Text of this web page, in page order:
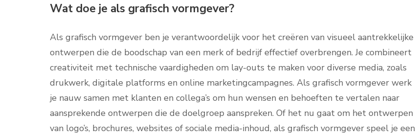
Wat doe je als grafisch vormgever?
Als grafisch vormgever ben je verantwoordelijk voor het creëren van visueel aantrekkelijke
ontwerpen die de boodschap van een merk of bedrijf effectief overbrengen. Je combineert
creativiteit met technische vaardigheden om lay-outs te maken voor diverse media, zoals
drukwerk, digitale platforms en online marketingcampagnes. Als grafisch vormgever werk
je nauw samen met klanten en collega’s om hun wensen en behoeften te vertalen naar
aansprekende ontwerpen die de doelgroep aanspreken. Of het nu gaat om het ontwerpen
van logo’s, brochures, websites of sociale media-inhoud, als grafisch vormgever speel je een